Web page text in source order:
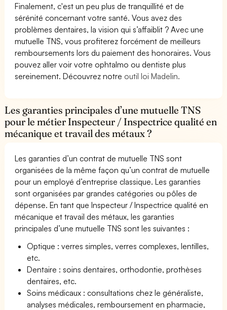
Finalement, c'est un peu plus de tranquillité et de
sérénité concernant votre santé. Vous avez des
problèmes dentaires, la vision qui s’affaiblit ? Avec une
mutuelle TNS, vous profiterez forcément de meilleurs
remboursements lors du paiement des honoraires. Vous
pouvez aller voir votre ophtalmo ou dentiste plus
sereinement. Découvrez notre outil loi Madelin.
Les garanties principales d’une mutuelle TNS
pour le métier Inspecteur / Inspectrice qualité en
mécanique et travail des métaux ?
Les garanties d’un contrat de mutuelle TNS sont
organisées de la même façon qu’un contrat de mutuelle
pour un employé d’entreprise classique. Les garanties
sont organisées par grandes catégories ou pôles de
dépense. En tant que Inspecteur / Inspectrice qualité en
mécanique et travail des métaux, les garanties
principales d’une mutuelle TNS sont les suivantes :
Optique : verres simples, verres complexes, lentilles,
etc.
Dentaire : soins dentaires, orthodontie, prothèses
dentaires, etc.
Soins médicaux : consultations chez le généraliste,
analyses médicales, remboursement en pharmacie,